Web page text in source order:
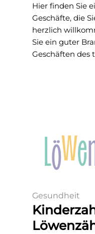
Hier finden Sie
Geschäfte, die
herzlich
Sie ein guter
Geschäften des
Gesundheit